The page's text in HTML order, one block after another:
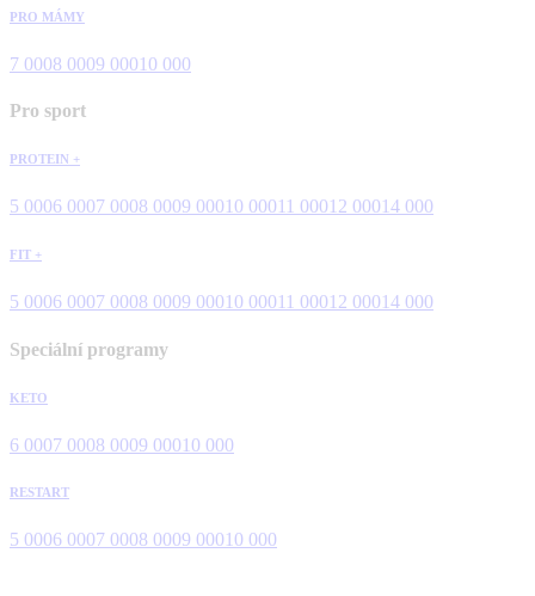
PRO MÁMY
7 0008 0009 00010 000
Pro sport
PROTEIN +
5 0006 0007 0008 0009 00010 00011 00012 00014 000
FIT +
5 0006 0007 0008 0009 00010 00011 00012 00014 000
Speciální programy
KETO
6 0007 0008 0009 00010 000
RESTART
5 0006 0007 0008 0009 00010 000